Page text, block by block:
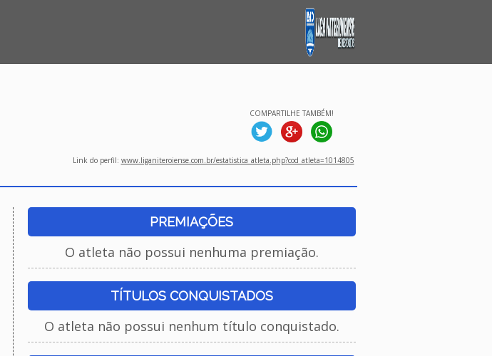
COMPARTILHE TAMBÉM!
Link do perfil: www.liganiteroiense.com.br/estatistica_atleta.php?cod_atleta=1014805
PREMIAÇÕES
O atleta não possui nenhuma premiação.
TÍTULOS CONQUISTADOS
O atleta não possui nenhum título conquistado.